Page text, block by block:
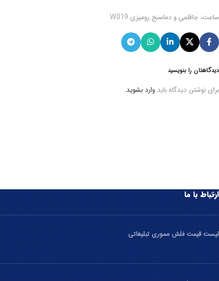
ساعت، جاقلمی و دماسنج رومیزی W019
دیدگاهتان را بنویسید
برای نوشتن دیدگاه باید وارد بشوید.
ارتباط با ما
لیست قیمت فلش مموری تبلیغاتی